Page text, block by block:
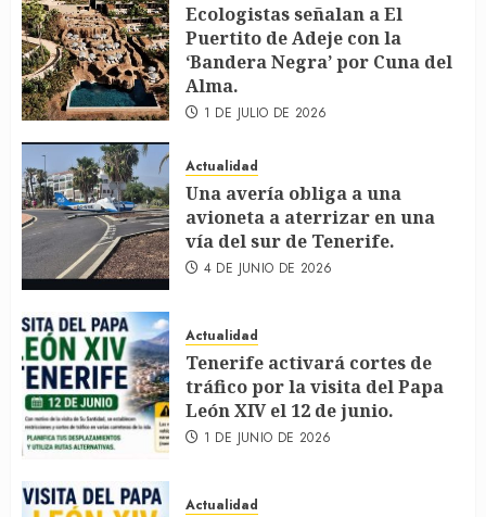
Ecologistas señalan a El
Puertito de Adeje con la
‘Bandera Negra’ por Cuna del
Alma.
1 DE JULIO DE 2026
Actualidad
Una avería obliga a una
avioneta a aterrizar en una
vía del sur de Tenerife.
4 DE JUNIO DE 2026
Actualidad
Tenerife activará cortes de
tráfico por la visita del Papa
León XIV el 12 de junio.
1 DE JUNIO DE 2026
Actualidad